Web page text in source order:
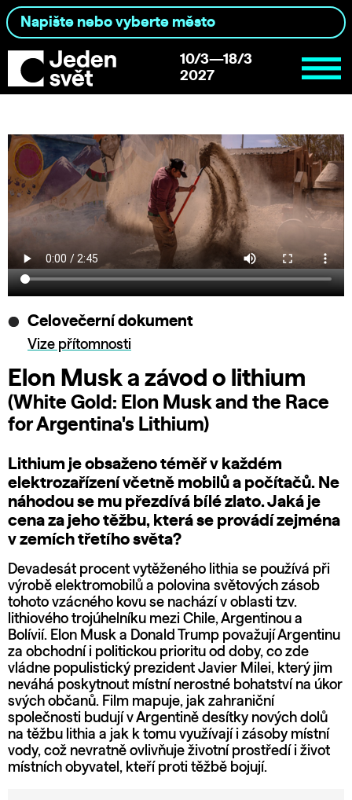
10/3—18/3
2027
Celovečerní dokument
Vize přítomnosti
Elon Musk a závod o lithium
(White Gold: Elon Musk and the Race
for Argentina's Lithium)
Lithium je obsaženo téměř v každém
elektrozařízení včetně mobilů a počítačů. Ne
náhodou se mu přezdívá bílé zlato. Jaká je
cena za jeho těžbu, která se provádí zejména
v zemích třetího světa?
Devadesát procent vytěženého lithia se používá při
výrobě elektromobilů a polovina světových zásob
tohoto vzácného kovu se nachází v oblasti tzv.
lithiového trojúhelníku mezi Chile, Argentinou a
Bolívií. Elon Musk a Donald Trump považují Argentinu
za obchodní i politickou prioritu od doby, co zde
vládne populistický prezident Javier Milei, který jim
neváhá poskytnout místní nerostné bohatství na úkor
svých občanů. Film mapuje, jak zahraniční
společnosti budují v Argentině desítky nových dolů
na těžbu lithia a jak k tomu využívají i zásoby místní
vody, což nevratně ovlivňuje životní prostředí i život
místních obyvatel, kteří proti těžbě bojují.